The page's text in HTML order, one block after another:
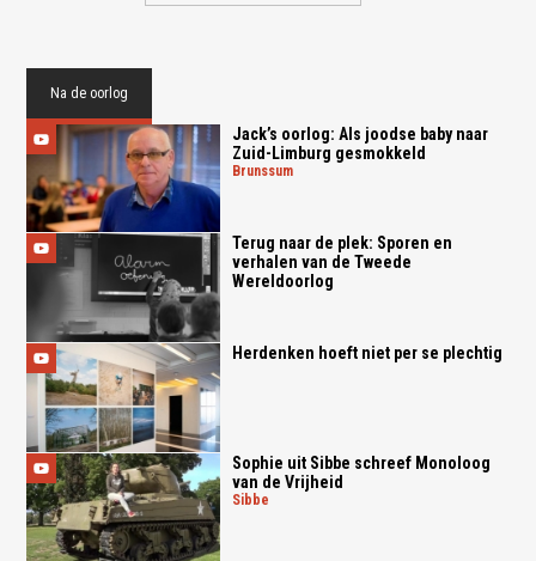
Na de oorlog
Jack’s oorlog: Als joodse baby naar
Zuid-Limburg gesmokkeld
brunssum
Terug naar de plek: Sporen en
verhalen van de Tweede
Wereldoorlog
Herdenken hoeft niet per se plechtig
Sophie uit Sibbe schreef Monoloog
van de Vrijheid
sibbe